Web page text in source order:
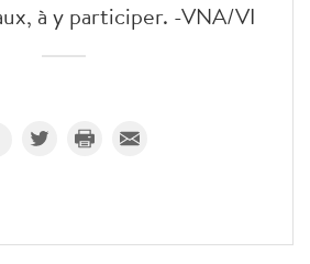
à y participer. -VNA/VI